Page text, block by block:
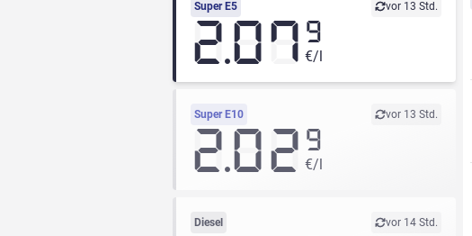
Super E5 vor 13 Std.
2.07 9
€/l
Super E10 vor 13 Std.
2.02 9
€/l
Diesel vor 14 Std.